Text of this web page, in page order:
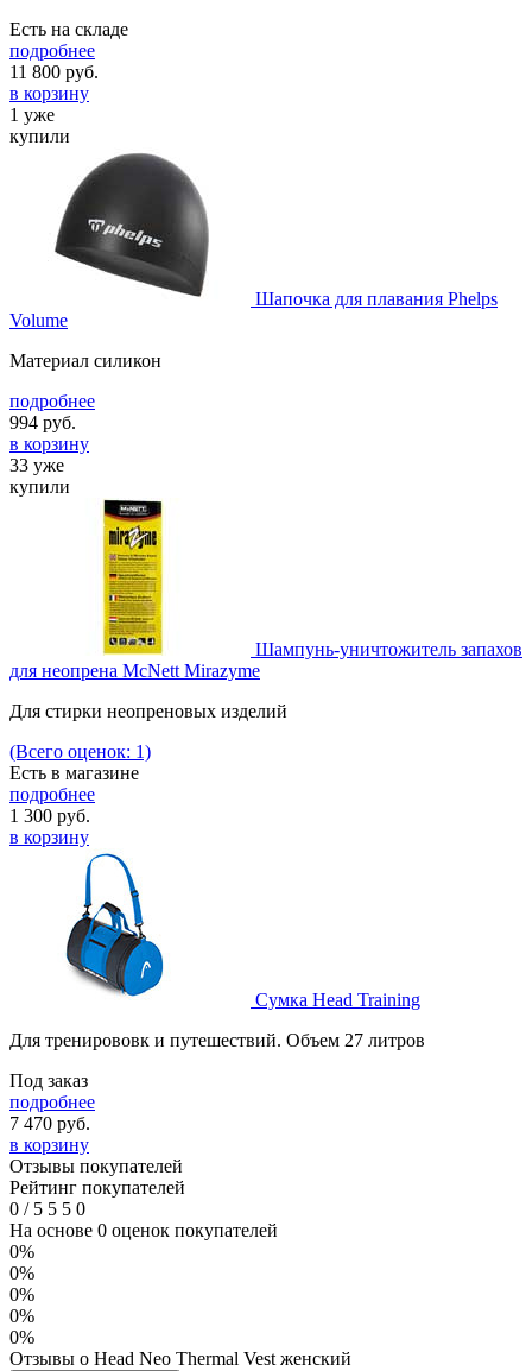
Есть на складе
подробнее
11 800 руб.
в корзину
1 уже
купили
Шапочка для плавания Phelps
Volume
Материал силикон
подробнее
994 руб.
в корзину
33 уже
купили
Шампунь-уничтожитель запахов
для неопрена McNett Mirazyme
Для стирки неопреновых изделий
(Всего оценок: 1)
Есть в магазине
подробнее
1 300 руб.
в корзину
Сумка Head Training
Для тренирововк и путешествий. Объем 27 литров
Под заказ
подробнее
7 470 руб.
в корзину
Отзывы покупателей
Рейтинг покупателей
0 /5 5 5 0
На основе 0 оценок покупателей
0%
0%
0%
0%
0%
Отзывы о Head Neo Thermal Vest женский